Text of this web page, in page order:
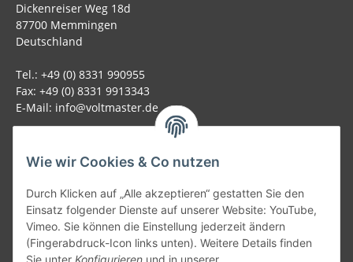
Wie wir Cookies & Co nutzen
Durch Klicken auf „Alle akzeptieren“ gestatten Sie den
Einsatz folgender Dienste auf unserer Website: YouTube,
Vimeo. Sie können die Einstellung jederzeit ändern
(Fingerabdruck-Icon links unten). Weitere Details finden
Dickenreiser Weg 18d
87700 Memmingen
Deutschland
Tel.: +49 (0) 8331 990955
Fax: +49 (0) 8331 9913343
E-Mail: info@voltmaster.de
Allgemein